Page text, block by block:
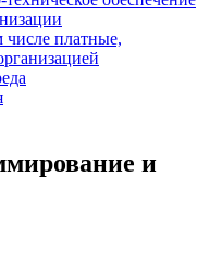
платные,
и